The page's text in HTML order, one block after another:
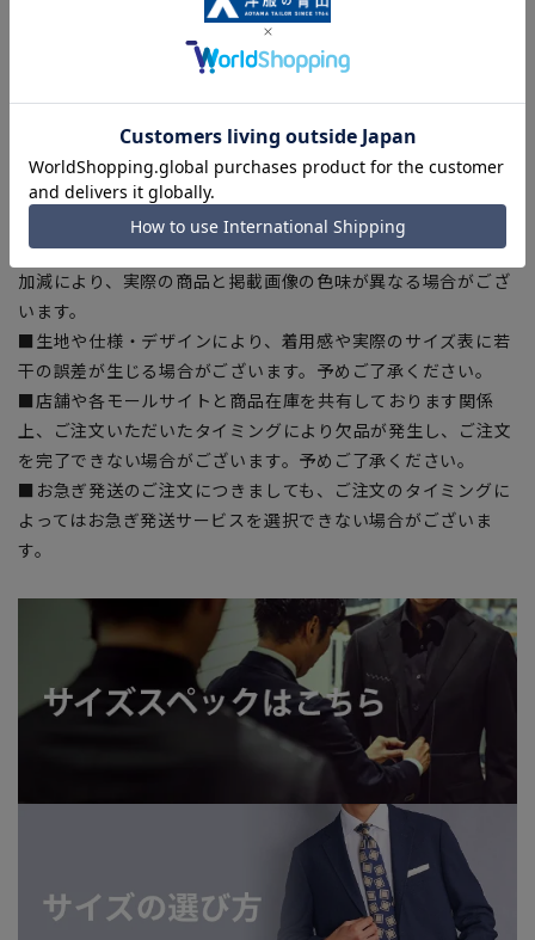
SUSOTAPE010
※こちらの商品は在庫切れの場合がございます。
【商品に関するご注意】
■商品画像はサンプルのため、色味やサイズ等の仕様に変更が
ある場合がございますので、予めご了承ください。
■サイズスペックは仕上がりサイズを記載しております。
■ブラウザやお使いのモニター環境、また撮影時の室内外の光
加減により、実際の商品と掲載画像の色味が異なる場合がござ
います。
■生地や仕様・デザインにより、着用感や実際のサイズ表に若
干の誤差が生じる場合がございます。予めご了承ください。
■店舗や各モールサイトと商品在庫を共有しております関係
上、ご注文いただいたタイミングにより欠品が発生し、ご注文
を完了できない場合がございます。予めご了承ください。
■お急ぎ発送のご注文につきましても、ご注文のタイミングに
よってはお急ぎ発送サービスを選択できない場合がございま
す。